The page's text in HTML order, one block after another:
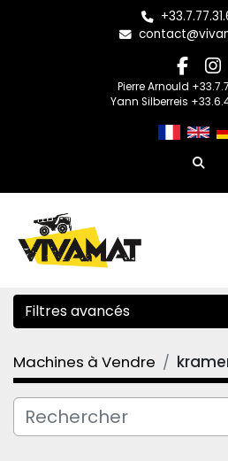
Pierre Arnould
Yann Silberreis
Filtres avancés
Catégorie
Fabricant
Machines à Vendre